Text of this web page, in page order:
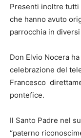
Presenti inoltre tutti
che hanno avuto
parrocchia in
Don Elvio Nocera
celebrazione del
Francesco
pontefice.
Il Santo Padre nel
“paterno